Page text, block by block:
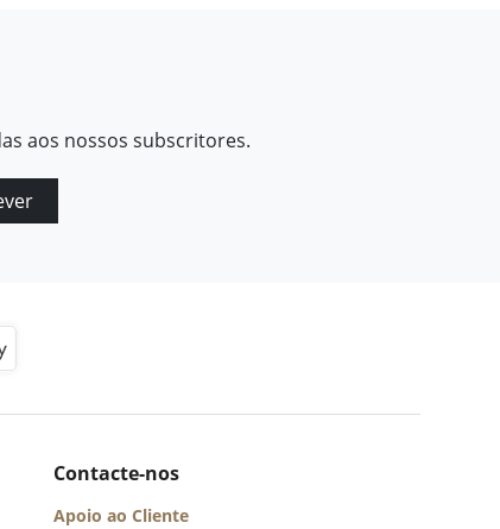
aos nossos subscritores.
Contacte-nos
Apoio ao Cliente